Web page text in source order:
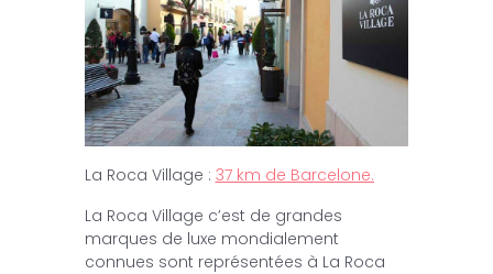
La Roca Village : 37 km de Barcelone.
La Roca Village c’est de grandes
marques de luxe mondialement
connues sont représentées à La Roca